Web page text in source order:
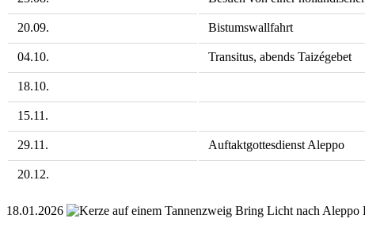
20.09. Bistumswallfahrt
04.10. Transitus, abends Taizégebet
18.10.
15.11.
29.11. Auftaktgottesdienst Aleppo
20.12.
18.01.2026 Bring Licht nach Aleppo